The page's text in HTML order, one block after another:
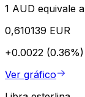
1 AUD equivale a
0,610139 EUR
+0.0022 (0.36%)
Ver gráfico